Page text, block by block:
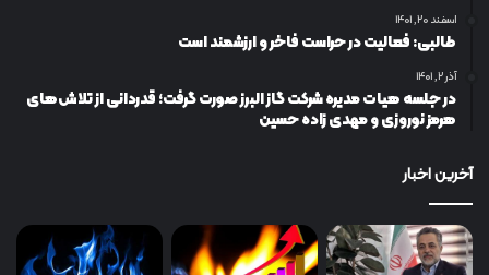
اسفند ۲۰, ۱۴۰۱
طالبی: فعالیت در حراست فاخر و ارزشمند است
آذر ۲, ۱۴۰۱
در جلسه هیات مدیره شرکت گاز البرز صورت گرفت؛ قدردانی از تلاش‌های
هرمز نوروزی و مهدی زاده حسین
آخرین اخبار